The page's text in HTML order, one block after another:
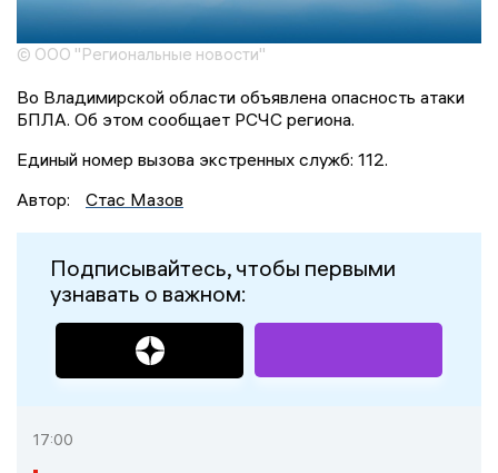
© ООО "Региональные новости"
Во Владимирской области объявлена опасность атаки
БПЛА. Об этом сообщает РСЧС региона.
Единый номер вызова экстренных служб: 112.
Автор:
Стас Мазов
Подписывайтесь, чтобы первыми
узнавать о важном:
17:00